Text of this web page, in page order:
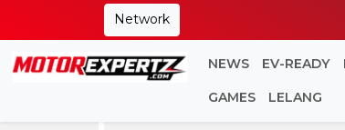
Network
NEWS EV-READY
GAMES LELANG